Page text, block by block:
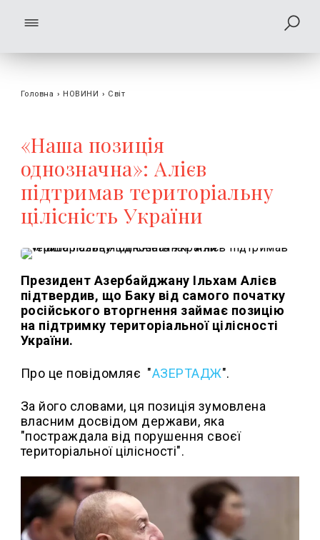
Головна › НОВИНИ › Світ
«Наша позиція
однозначна»: Алієв
підтримав територіальну
цілісність України
Президент Азербайджану Ільхам Алієв
підтвердив, що Баку від самого початку
російського вторгнення займає позицію
на підтримку територіальної цілісності
України.
Про це повідомляє "АЗЕРТАДЖ".
За його словами, ця позиція зумовлена
власним досвідом держави, яка
"постраждала від порушення своєї
територіальної цілісності".